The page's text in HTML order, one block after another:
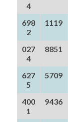
4
698
2
1119
027
4
8851
627
5
5709
400
1
9436